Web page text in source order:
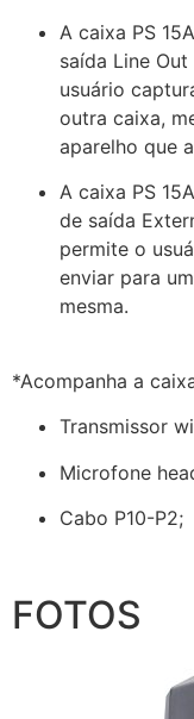
A caixa PS
saída Line
usuário
outra caixa,
aparelho que
A caixa PS
de saída
permite o
enviar para
mesma.
*Acompanha a
Transmissor
Microfone
Cabo P10-P2;
FOTOS